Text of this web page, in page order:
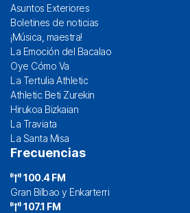
Asuntos Exteriores
Boletines de noticias
¡Música, maestra!
La Emoción del Bacalao
Oye Cómo Va
La Tertulia Athletic
Athletic Beti Zurekin
Hirukoa Bizkaian
La Traviata
La Santa Misa
Frecuencias
100.4 FM
Gran Bilbao y Enkarterri
107.1 FM